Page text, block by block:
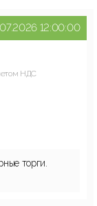
12:00:00
НДС
торги.